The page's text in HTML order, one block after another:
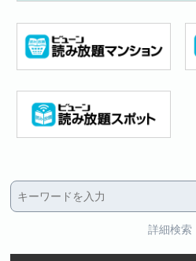
詳細検索